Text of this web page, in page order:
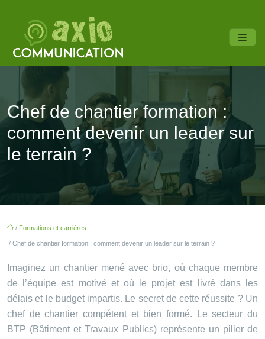
Chef de chantier formation :
comment devenir un leader sur
le terrain ?
/ Formations et carrières
/ Chef de chantier formation : comment devenir un leader sur le terrain ?
Imaginez un chantier mené avec brio, où chaque membre
de l’équipe est motivé et où le projet est livré dans les
délais et le budget impartis. Le secret de cette réussite ? Un
chef de chantier compétent et bien formé. Le secteur du
BTP (Bâtiment et Travaux Publics) représente un pilier de